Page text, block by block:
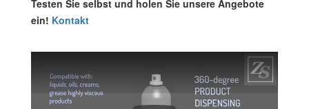
Testen Sie selbst und holen Sie unsere Angebote
ein! Kontakt